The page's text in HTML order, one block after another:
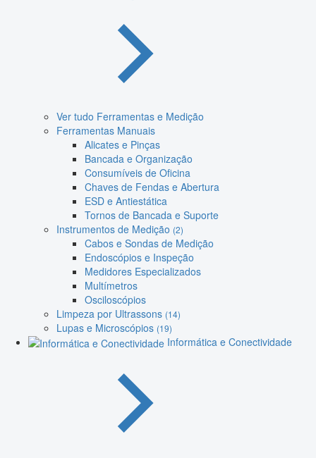
Ver tudo Ferramentas e Medição
Ferramentas Manuais
Alicates e Pinças
Bancada e Organização
Consumíveis de Oficina
Chaves de Fendas e Abertura
ESD e Antiestática
Tornos de Bancada e Suporte
Instrumentos de Medição (2)
Cabos e Sondas de Medição
Endoscópios e Inspeção
Medidores Especializados
Multímetros
Osciloscópios
Limpeza por Ultrassons (14)
Lupas e Microscópios (19)
Informática e Conectividade